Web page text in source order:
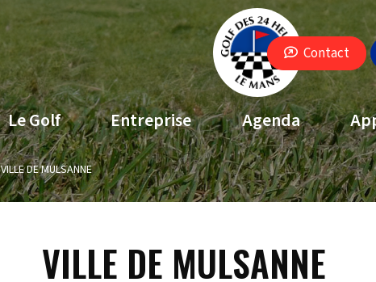
Contact
Le Golf Entreprise Agenda
VILLE DE MULSANNE
VILLE DE MULSANNE